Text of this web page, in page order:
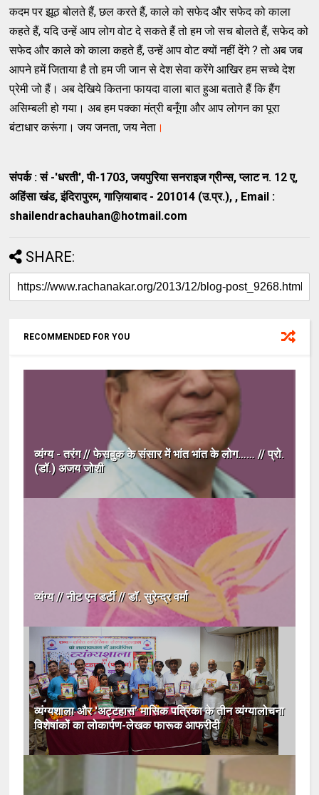
कदम पर झूठ बोलते हैं, छल करते हैं, काले को सफेद और सफेद को काला
कहते हैं, यदि उन्हें आप लोग वोट दे सकते हैं तो हम जो सच बोलते हैं, सफेद को
सफेद और काले को काला कहते हैं, उन्हें आप वोट क्यों नहीं देंगे ? तो अब जब
आपने हमें जिताया है तो हम जी जान से देश सेवा करेंगे आखिर हम सच्चे देश
प्रेमी जो हैं। अब देखिये कितना फायदा वाला बात हुआ बताते हैं कि हैंग
असिम्बली हो गया। अब हम पक्का मंत्री बनूँगा और आप लोगन का पूरा
बंटाधार करूंगा। जय जनता, जय नेता ।
संपर्क : सं -'धरती', पी-1703, जयपुरिया सनराइज ग्रीन्स, प्लाट न. 12 ए,
अहिंसा खंड, इंदिरापुरम, गाज़ियाबाद - 201014 (उ.प्र.), , Email :
shailendrachauhan@hotmail.com
SHARE:
RECOMMENDED FOR YOU
व्यंग्य - तरंग // फेसबुक के संसार में भांत भांत के लोग…… // प्रो.
(डॉ.) अजय जोशी
व्यंग्य // नीट एन डर्टी // डॉ. सुरेन्द्र वर्मा
व्यंग्यशाला और 'अट्टहास’ मासिक पत्रिका के तीन व्यंग्यालोचना
विशेषांकों का लोकार्पण-लेखक फारूक आफरीदी